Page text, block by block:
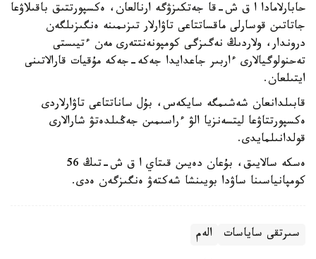
حابارلامادا ا ق ش-قا جەتكىزۋگە ارنالعان، ەكسپورتتىق باقىلاۋعا
جاتاتىن قوسارلى ماقساتتاعى تاۋارلار تىزىمىنە ەنگىزىلگەن
دروندار، ولاردىڭ نەگىزگى كومپونەنتتەرى مەن ءتيىستى
تەحنولوگيالارى ءاربىر جاعدايدا جەكە-جەكە مۇقيات قارالاتىنى
ايتىلعان.
قابىلدانعان شەشىمگە سايكەس، بۇل ساناتتاعى تاۋارلاردى
ەكسپورتتاۋعا ليتسەنزيا الۋ ءراسىمىن جەڭىلدەتۋ شارالارى
قولدانىلمايدى.
ەسكە سالايىق، بۇعان دەيىن قىتاي ا ق ش-تىڭ 56
كومپانياسىنا ساۋدا بويىنشا شەكتەۋ ەنگىزگەن ەدى.
سىرتقى ساياسات الەم